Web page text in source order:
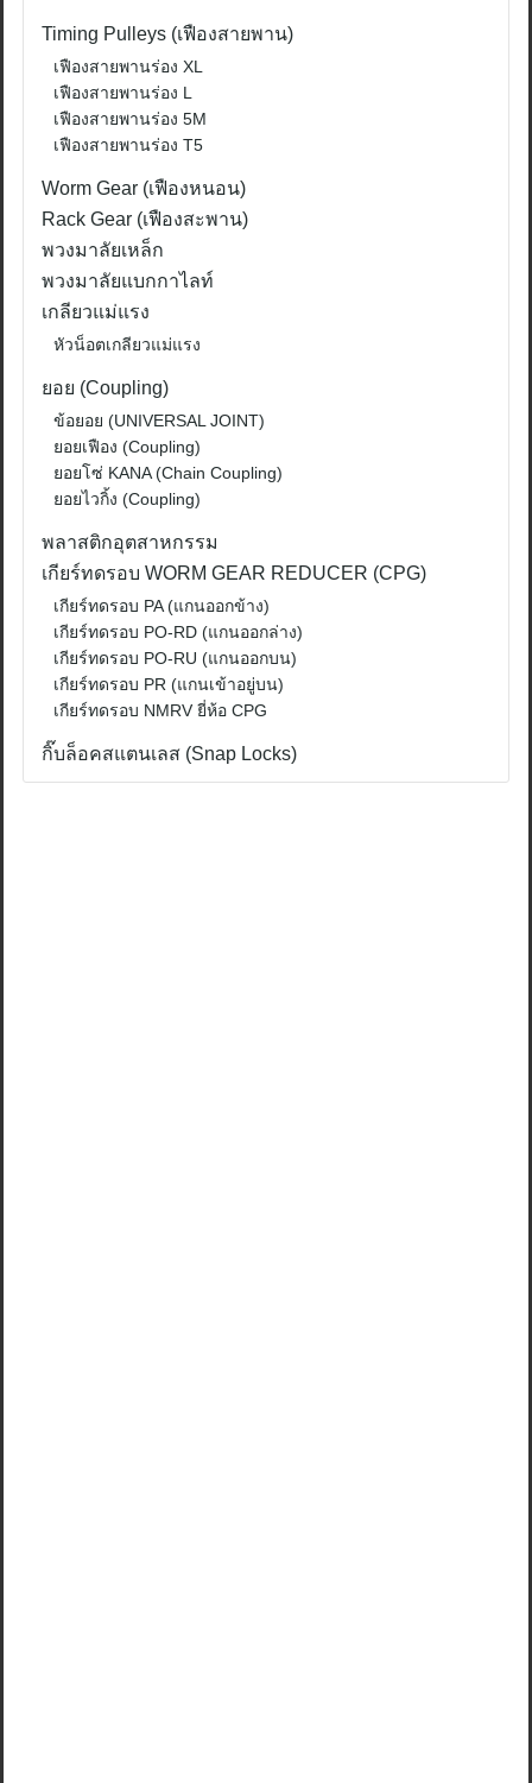
Timing Pulleys (เฟืองสายพาน)
เฟืองสายพานร่อง XL
เฟืองสายพานร่อง L
เฟืองสายพานร่อง 5M
เฟืองสายพานร่อง T5
Worm Gear (เฟืองหนอน)
Rack Gear (เฟืองสะพาน)
พวงมาลัยเหล็ก
พวงมาลัยแบกกาไลท์
เกลียวแม่แรง
หัวน็อตเกลียวแม่แรง
ยอย (Coupling)
ข้อยอย (UNIVERSAL JOINT)
ยอยเฟือง (Coupling)
ยอยโซ่ KANA (Chain Coupling)
ยอยไวกิ้ง (Coupling)
พลาสติกอุตสาหกรรม
เกียร์ทดรอบ WORM GEAR REDUCER (CPG)
เกียร์ทดรอบ PA (แกนออกข้าง)
เกียร์ทดรอบ PO-RD (แกนออกล่าง)
เกียร์ทดรอบ PO-RU (แกนออกบน)
เกียร์ทดรอบ PR (แกนเข้าอยู่บน)
เกียร์ทดรอบ NMRV ยี่ห้อ CPG
กิ๊บล็อคสแตนเลส (Snap Locks)